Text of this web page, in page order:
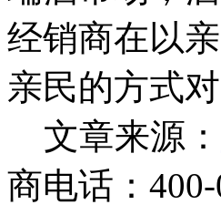
经销商在以
亲民的方式
文章来源：
商电话：400-